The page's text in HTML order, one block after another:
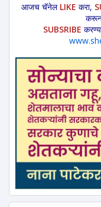
आजच चॅनेल LIKE करा,
करून
SUBSRIBE